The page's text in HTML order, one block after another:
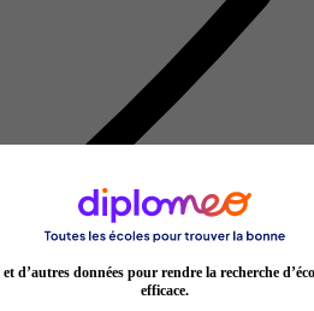
d’autres données pour rendre la recherche
efficace.